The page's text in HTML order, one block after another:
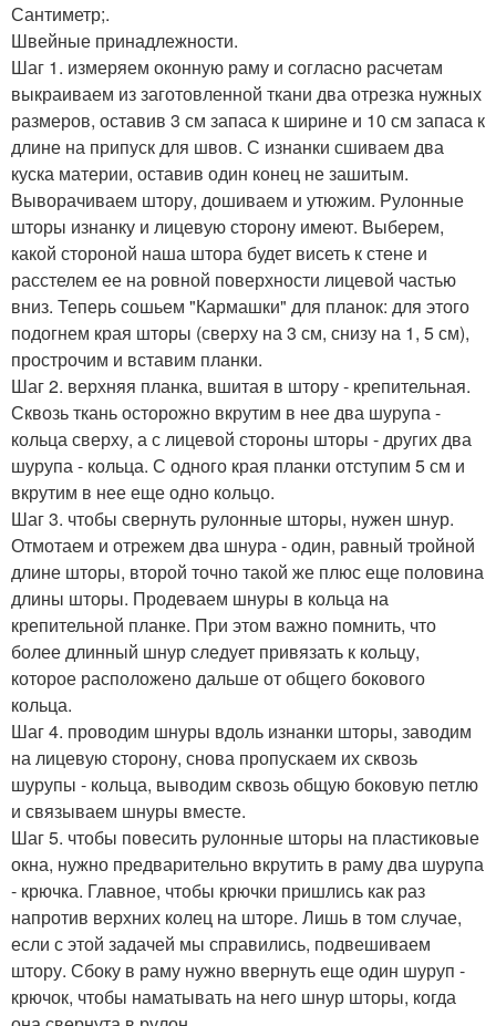
Сантиметр;.
Швейные принадлежности.
Шаг 1. измеряем оконную раму и согласно расчетам
выкраиваем из заготовленной ткани два отрезка нужных
размеров, оставив 3 см запаса к ширине и 10 см запаса к
длине на припуск для швов. С изнанки сшиваем два
куска материи, оставив один конец не зашитым.
Выворачиваем штору, дошиваем и утюжим. Рулонные
шторы изнанку и лицевую сторону имеют. Выберем,
какой стороной наша штора будет висеть к стене и
расстелем ее на ровной поверхности лицевой частью
вниз. Теперь сошьем "Кармашки" для планок: для этого
подогнем края шторы (сверху на 3 см, снизу на 1, 5 см),
прострочим и вставим планки.
Шаг 2. верхняя планка, вшитая в штору - крепительная.
Сквозь ткань осторожно вкрутим в нее два шурупа -
кольца сверху, а с лицевой стороны шторы - других два
шурупа - кольца. С одного края планки отступим 5 см и
вкрутим в нее еще одно кольцо.
Шаг 3. чтобы свернуть рулонные шторы, нужен шнур.
Отмотаем и отрежем два шнура - один, равный тройной
длине шторы, второй точно такой же плюс еще половина
длины шторы. Продеваем шнуры в кольца на
крепительной планке. При этом важно помнить, что
более длинный шнур следует привязать к кольцу,
которое расположено дальше от общего бокового
кольца.
Шаг 4. проводим шнуры вдоль изнанки шторы, заводим
на лицевую сторону, снова пропускаем их сквозь
шурупы - кольца, выводим сквозь общую боковую петлю
и связываем шнуры вместе.
Шаг 5. чтобы повесить рулонные шторы на пластиковые
окна, нужно предварительно вкрутить в раму два шурупа
- крючка. Главное, чтобы крючки пришлись как раз
напротив верхних колец на шторе. Лишь в том случае,
если с этой задачей мы справились, подвешиваем
штору. Сбоку в раму нужно ввернуть еще один шуруп -
крючок, чтобы наматывать на него шнур шторы, когда